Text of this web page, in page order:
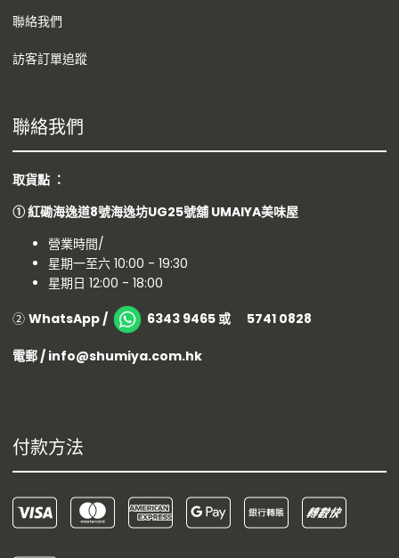
聯絡我們
訪客訂單追蹤
聯絡我們
取貨點 ：
①紅磡海逸道8號海逸坊UG25號舖 UMAIYA美味屋
營業時間/
星期一至六 10:00 - 19:30
星期日 12:00 - 18:00
② WhatsApp / 6343 9465 或 5741 0828
電郵 / info@shumiya.com.hk
付款方法